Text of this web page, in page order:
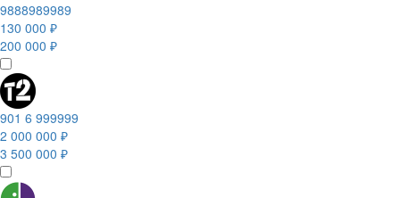
9888989989
130 000 ₽
200 000 ₽
901 6 999999
2 000 000 ₽
3 500 000 ₽